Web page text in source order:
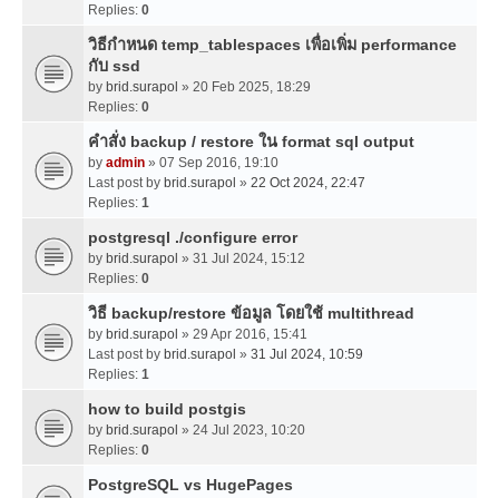
Replies: 0
วิธีกำหนด temp_tablespaces เพื่อเพิ่ม performance
กับ ssd
by brid.surapol » 20 Feb 2025, 18:29
Replies: 0
คำสั่ง backup / restore ใน format sql output
by admin » 07 Sep 2016, 19:10
Last post by brid.surapol » 22 Oct 2024, 22:47
Replies: 1
postgresql ./configure error
by brid.surapol » 31 Jul 2024, 15:12
Replies: 0
วิธี backup/restore ข้อมูล โดยใช้ multithread
by brid.surapol » 29 Apr 2016, 15:41
Last post by brid.surapol » 31 Jul 2024, 10:59
Replies: 1
how to build postgis
by brid.surapol » 24 Jul 2023, 10:20
Replies: 0
PostgreSQL vs HugePages